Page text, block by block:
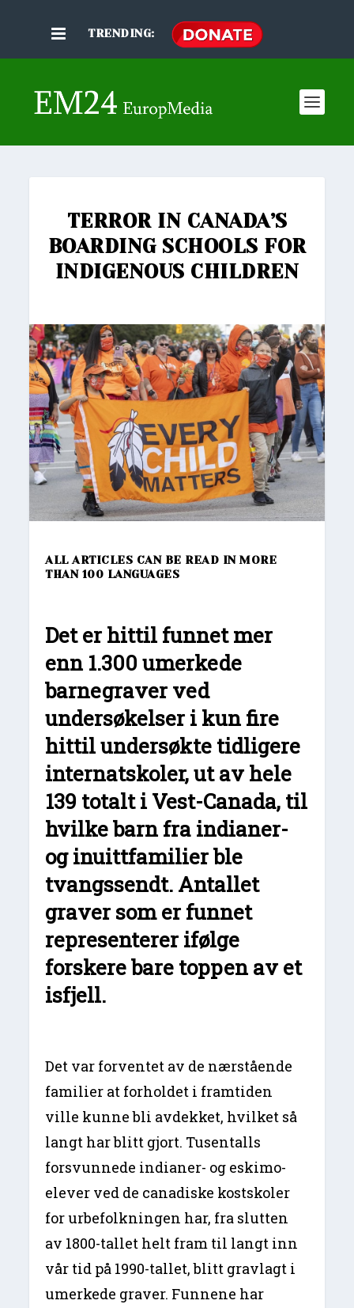
TRENDING:
TERROR IN CANADA’S
BOARDING SCHOOLS FOR
INDIGENOUS CHILDREN
ALL ARTICLES CAN BE READ IN MORE
THAN 100 LANGUAGES
Det er hittil funnet mer
enn 1.300 umerkede
barnegraver ved
undersøkelser i kun fire
hittil undersøkte tidligere
internatskoler, ut av hele
139 totalt i Vest-Canada, til
hvilke barn fra indianer-
og inuittfamilier ble
tvangssendt. Antallet
graver som er funnet
representerer ifølge
forskere bare toppen av et
isfjell.
Det var forventet av de nærstående
familier at forholdet i framtiden
ville kunne bli avdekket, hvilket så
langt har blitt gjort. Tusentalls
forsvunnede indianer- og eskimo-
elever ved de canadiske kostskoler
for urbefolkningen har, fra slutten
av 1800-tallet helt fram til langt inn
vår tid på 1990-tallet, blitt gravlagt i
umerkede graver. Funnene har